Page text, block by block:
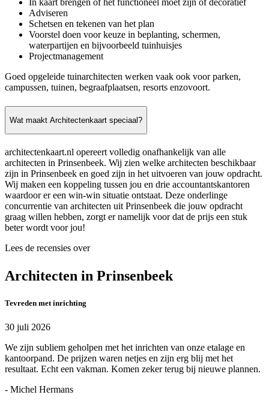
In kaart brengen of het functioneel moet zijn of decoratief
Adviseren
Schetsen en tekenen van het plan
Voorstel doen voor keuze in beplanting, schermen,
waterpartijen en bijvoorbeeld tuinhuisjes
Projectmanagement
Goed opgeleide tuinarchitecten werken vaak ook voor parken,
campussen, tuinen, begraafplaatsen, resorts enzovoort.
Wat maakt Architectenkaart speciaal?
architectenkaart.nl opereert volledig onafhankelijk van alle
architecten in Prinsenbeek. Wij zien welke architecten beschikbaar
zijn in Prinsenbeek en goed zijn in het uitvoeren van jouw opdracht.
Wij maken een koppeling tussen jou en drie accountantskantoren
waardoor er een win-win situatie ontstaat. Deze onderlinge
concurrentie van architecten uit Prinsenbeek die jouw opdracht
graag willen hebben, zorgt er namelijk voor dat de prijs een stuk
beter wordt voor jou!
Lees de recensies over
Architecten in Prinsenbeek
Tevreden met inrichting
30 juli 2026
We zijn subliem geholpen met het inrichten van onze etalage en
kantoorpand. De prijzen waren netjes en zijn erg blij met het
resultaat. Echt een vakman. Komen zeker terug bij nieuwe plannen.
- Michel Hermans